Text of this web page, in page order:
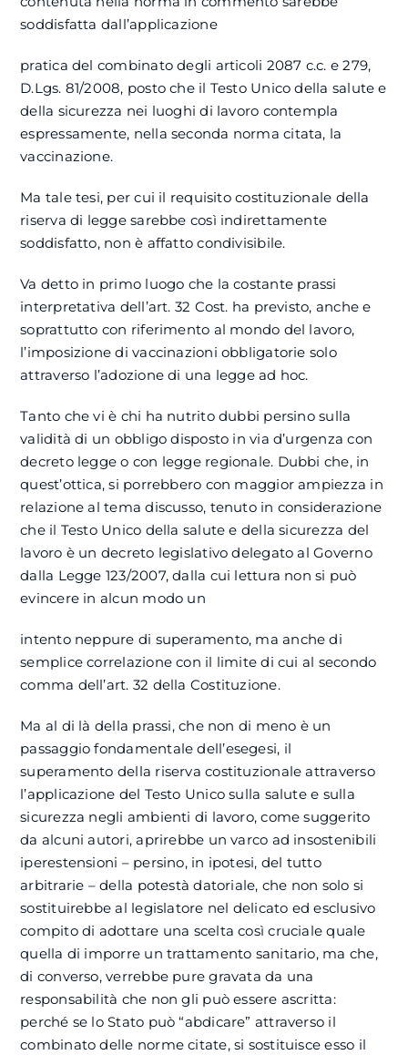
soddisfatta dall’applicazione
pratica del combinato degli articoli 2087 c.c. e 279,
D.Lgs. 81/2008, posto che il Testo Unico della salute e
della sicurezza nei luoghi di lavoro contempla
espressamente, nella seconda norma citata, la
vaccinazione.
Ma tale tesi, per cui il requisito costituzionale della
riserva di legge sarebbe così indirettamente
soddisfatto, non è affatto condivisibile.
Va detto in primo luogo che la costante prassi
interpretativa dell’art. 32 Cost. ha previsto, anche e
soprattutto con riferimento al mondo del lavoro,
l’imposizione di vaccinazioni obbligatorie solo
attraverso l’adozione di una legge ad hoc.
Tanto che vi è chi ha nutrito dubbi persino sulla
validità di un obbligo disposto in via d’urgenza con
decreto legge o con legge regionale. Dubbi che, in
quest’ottica, si porrebbero con maggior ampiezza in
relazione al tema discusso, tenuto in considerazione
che il Testo Unico della salute e della sicurezza del
lavoro è un decreto legislativo delegato al Governo
dalla Legge 123/2007, dalla cui lettura non si può
evincere in alcun modo un
intento neppure di superamento, ma anche di
semplice correlazione con il limite di cui al secondo
comma dell’art. 32 della Costituzione.
Ma al di là della prassi, che non di meno è un
passaggio fondamentale dell’esegesi, il
superamento della riserva costituzionale attraverso
l’applicazione del Testo Unico sulla salute e sulla
sicurezza negli ambienti di lavoro, come suggerito
da alcuni autori, aprirebbe un varco ad insostenibili
iperestensioni – persino, in ipotesi, del tutto
arbitrarie – della potestà datoriale, che non solo si
sostituirebbe al legislatore nel delicato ed esclusivo
compito di adottare una scelta così cruciale quale
quella di imporre un trattamento sanitario, ma che,
di converso, verrebbe pure gravata da una
responsabilità che non gli può essere ascritta:
perché se lo Stato può “abdicare” attraverso il
combinato delle norme citate, si sostituisce esso il